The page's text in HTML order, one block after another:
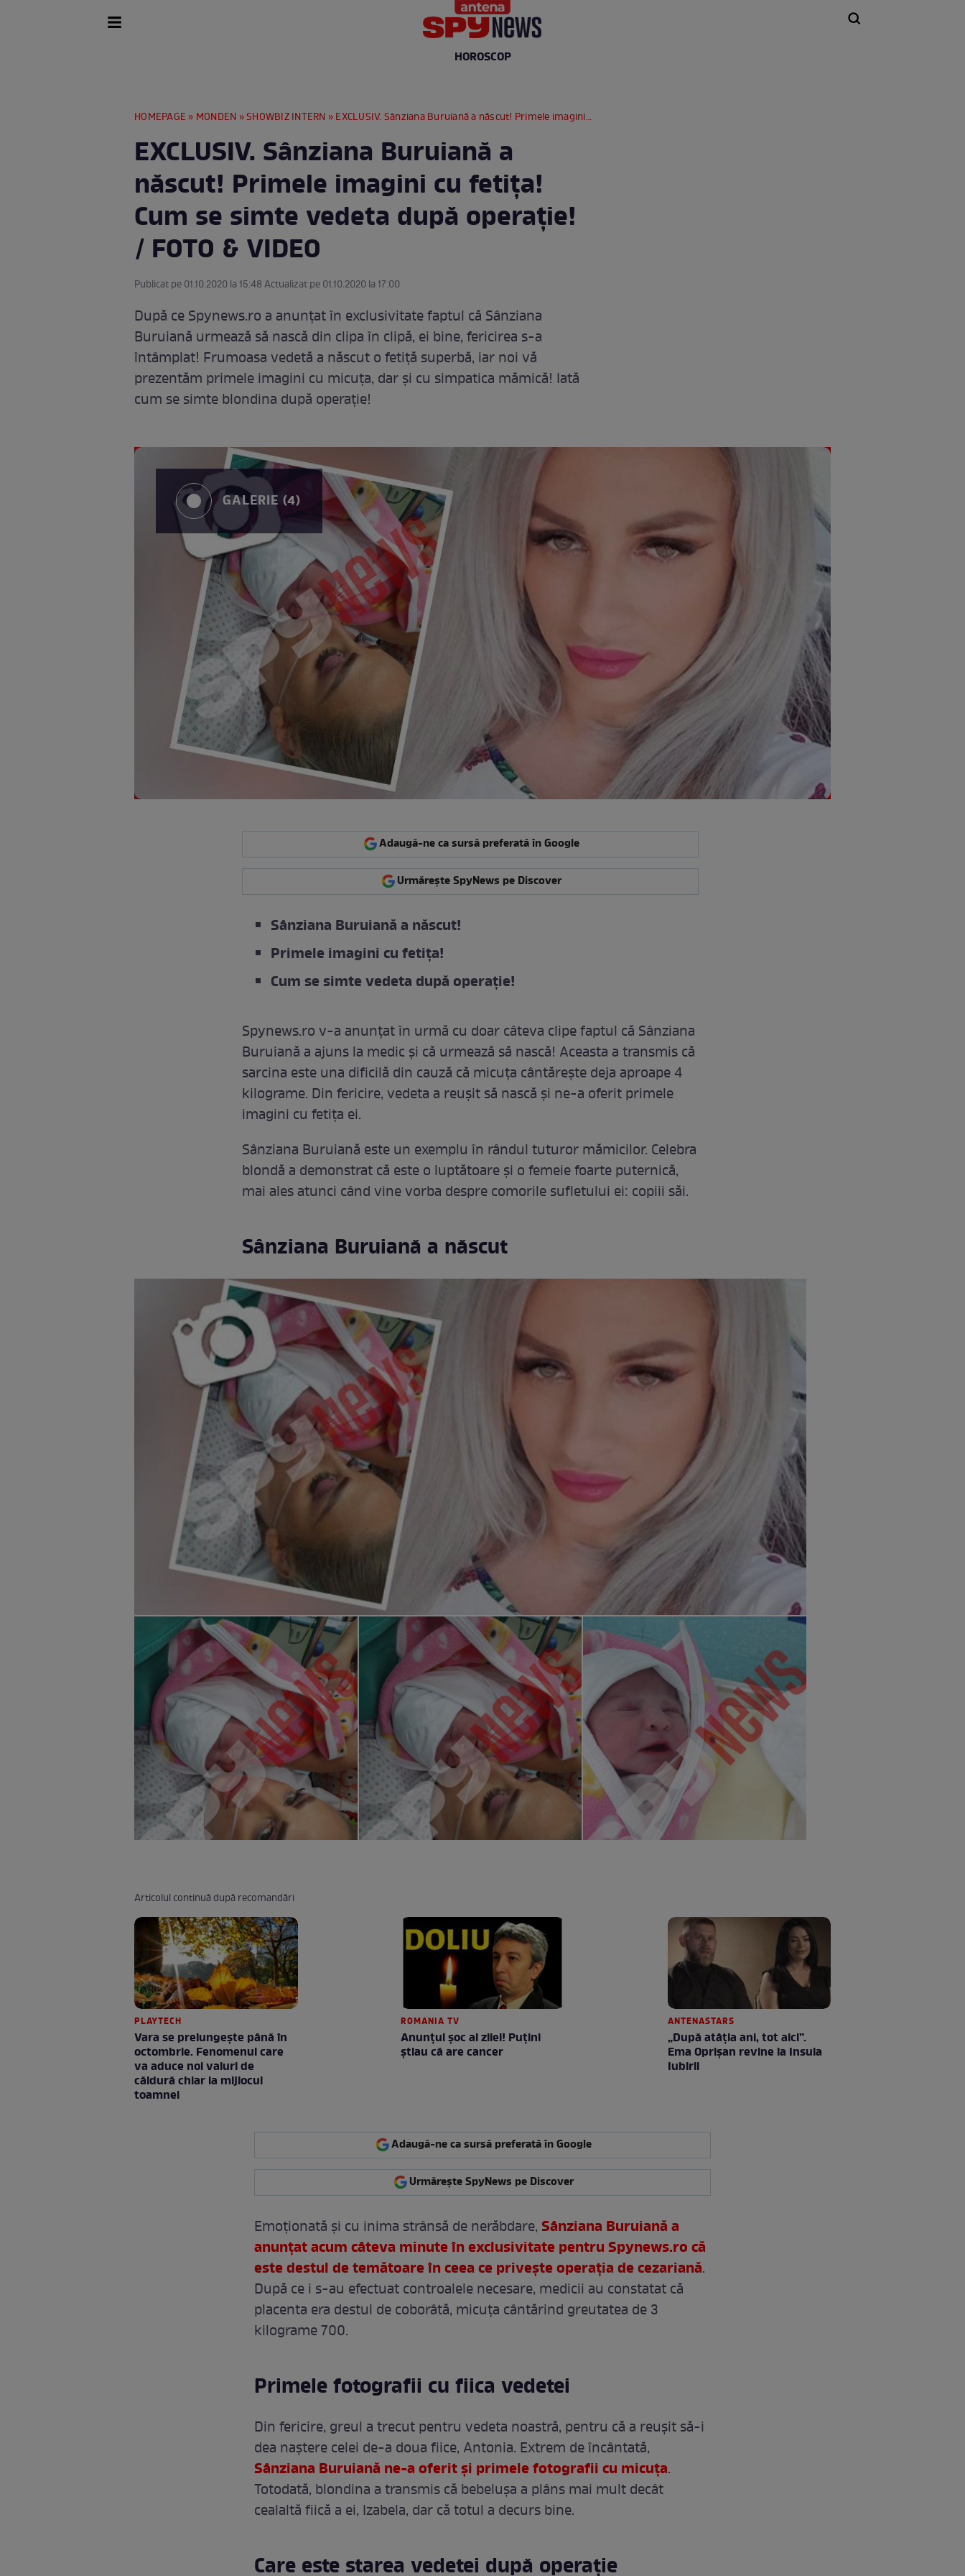
HOROSCOP
HOMEPAGE » MONDEN »SHOWBIZ INTERN » EXCLUSIV. Sânziana Buruiană a născut! Primele imagini cu fetița! Cum se simte vedeta după operație! / FOTO & VIDEO
EXCLUSIV. Sânziana Buruiană a
născut! Primele imagini cu fetița!
Cum se simte vedeta după operație!
/ FOTO & VIDEO
Publicat pe 01.10.2020 la 15:48 Actualizat pe 01.10.2020 la 17:00
După ce Spynews.ro a anunțat în exclusivitate faptul că Sânziana
Buruiană urmează să nască din clipa în clipă, ei bine, fericirea s-a
întâmplat! Frumoasa vedetă a născut o fetiță superbă, iar noi vă
prezentăm primele imagini cu micuța, dar și cu simpatica mămică! Iată
cum se simte blondina după operație!
GALERIE (4)
Adaugă-ne ca sursă preferată în Google
Urmărește SpyNews pe Discover
Sânziana Buruiană a născut!
Primele imagini cu fetița!
Cum se simte vedeta după operație!
Spynews.ro v-a anunțat în urmă cu doar câteva clipe faptul că Sânziana
Buruiană a ajuns la medic și că urmează să nască! Aceasta a transmis că
sarcina este una dificilă din cauză că micuța cântărește deja aproape 4
kilograme. Din fericire, vedeta a reușit să nască și ne-a oferit primele
imagini cu fetița ei.
Sânziana Buruiană este un exemplu în rândul tuturor mămicilor. Celebra
blondă a demonstrat că este o luptătoare și o femeie foarte puternică,
mai ales atunci când vine vorba despre comorile sufletului ei: copiii săi.
Sânziana Buruiană a născut
Articolul continuă după recomandări
PLAYTECH
Vara se prelungeşte până în
octombrie. Fenomenul care
va aduce noi valuri de
căldură chiar la mijlocul
toamnei
ROMANIA TV
Anunţul şoc al zilei! Puţini
ştiau că are cancer
ANTENASTARS
„După atâția ani, tot aici”.
Ema Oprișan revine la Insula
Iubirii
Adaugă-ne ca sursă preferată în Google
Urmărește SpyNews pe Discover
Emoționată și cu inima strânsă de nerăbdare, Sânziana Buruiană a
anunțat acum câteva minute în exclusivitate pentru Spynews.ro că
este destul de temătoare în ceea ce privește operația de cezariană.
După ce i s-au efectuat controalele necesare, medicii au constatat că
placenta era destul de coborâtă, micuța cântărind greutatea de 3
kilograme 700.
Primele fotografii cu fiica vedetei
Din fericire, greul a trecut pentru vedeta noastră, pentru că a reușit să-i
dea naștere celei de-a doua fiice, Antonia. Extrem de încântată,
Sânziana Buruiană ne-a oferit și primele fotografii cu micuța.
Totodată, blondina a transmis că bebelușa a plâns mai mult decât
cealaltă fiică a ei, Izabela, dar că totul a decurs bine.
Care este starea vedetei după operație